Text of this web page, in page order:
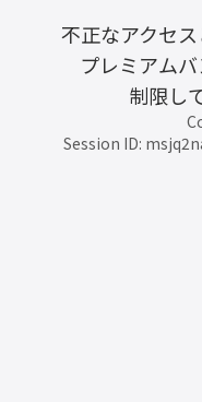
不正なアクセス
プレミアム
制限し
Session ID: